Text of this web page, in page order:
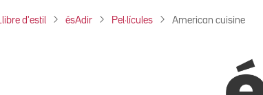
Llibre d'estil ésAdir Pel·lícules American cuisine